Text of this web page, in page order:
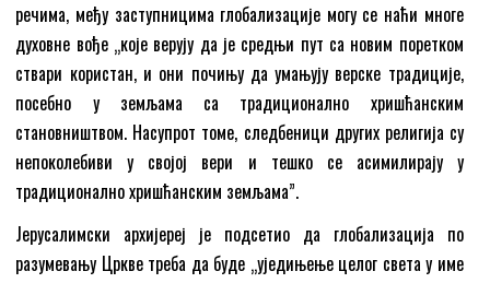
речима, међу заступницима глобализације могу се наћи многе
духовне вође „које верују да је средњи пут са новим поретком
ствари користан, и они почињу да умањују верске традиције,
посебно у земљама са традиционално хришћанским
становништвом. Насупрот томе, следбеници других религија су
непоколебиви у својој вери и тешко се асимилирају у
традиционално хришћанским земљама”.
Јерусалимски архијереј је подсетио да глобализација по
разумевању Цркве треба да буде „уједињење целог света у име